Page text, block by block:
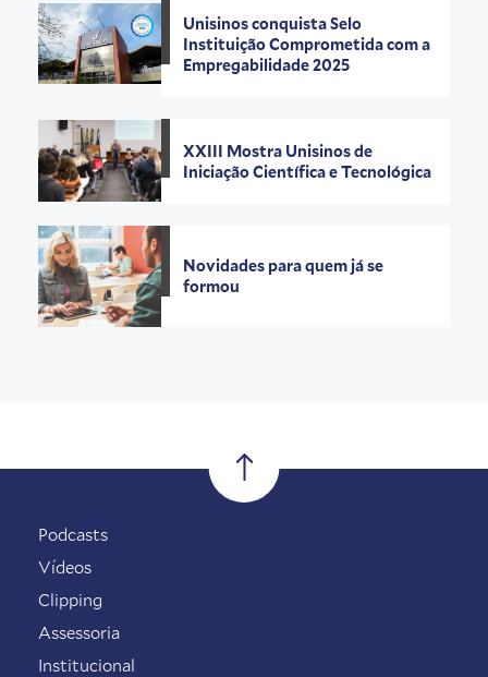
Unisinos conquista Selo
Instituição Comprometida com a
Empregabilidade 2025
XXIII Mostra Unisinos de
Iniciação Científica e Tecnológica
Novidades para quem já se
formou
Podcasts
Vídeos
Clipping
Assessoria
Institucional